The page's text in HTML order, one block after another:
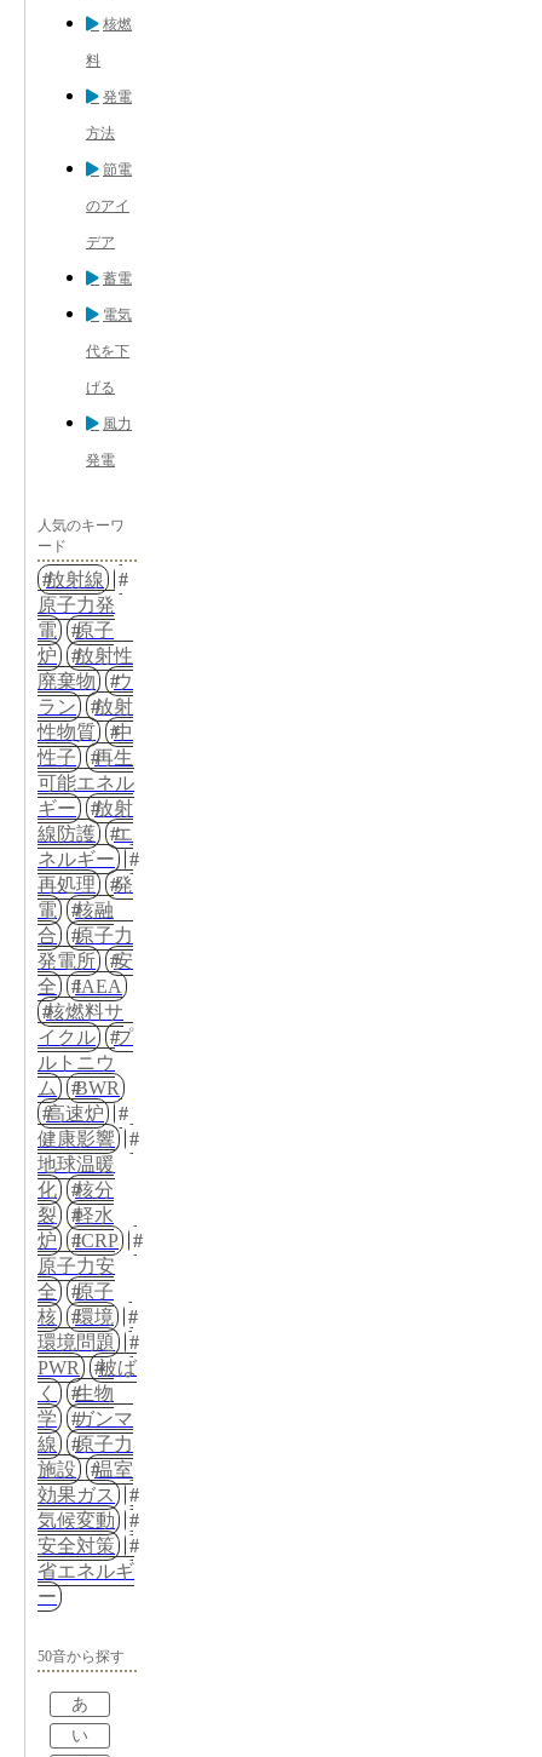
核燃
料
発電
方法
節電
のアイ
デア
蓄電
電気
代を下
げる
風力
発電
人気のキーワ
ード
放射線
原子力発
電
原子
炉
放射性
廃棄物
ウ
ラン
放射
性物質
中
性子
再生
可能エネル
ギー
放射
線防護
エ
ネルギー
再処理
発
電
核融
合
原子力
発電所
安
全
IAEA
核燃料サ
イクル
プ
ルトニウ
ム
BWR
高速炉
健康影響
地球温暖
化
核分
裂
軽水
炉
ICRP
原子力安
全
原子
核
環境
環境問題
PWR
被ば
く
生物
学
ガンマ
線
原子力
施設
温室
効果ガス
気候変動
安全対策
省エネルギ
ー
50音から探す
あ
い